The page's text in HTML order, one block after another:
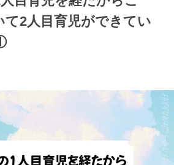
て2人目育児ができてい